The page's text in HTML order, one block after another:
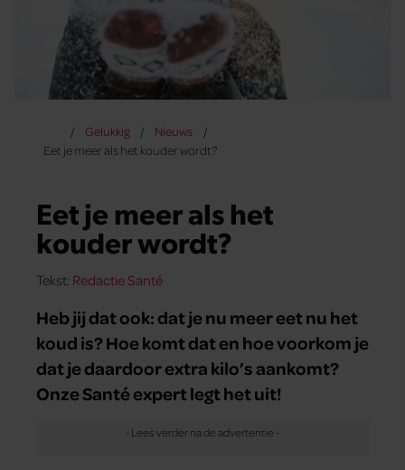
Gelukkig
Nieuws
Eet je meer als het kouder wordt?
Eet je meer als het
kouder wordt?
Tekst: Redactie Santé
Heb jij dat ook: dat je nu meer eet nu het
koud is? Hoe komt dat en hoe voorkom je
dat je daardoor extra kilo’s aankomt?
Onze Santé expert legt het uit!